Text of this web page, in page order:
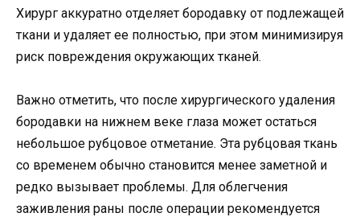
Хирург аккуратно отделяет бородавку от подлежащей
ткани и удаляет ее полностью, при этом минимизируя
риск повреждения окружающих тканей.
Важно отметить, что после хирургического удаления
бородавки на нижнем веке глаза может остаться
небольшое рубцовое отметание. Эта рубцовая ткань
со временем обычно становится менее заметной и
редко вызывает проблемы. Для облегчения
заживления раны после операции рекомендуется